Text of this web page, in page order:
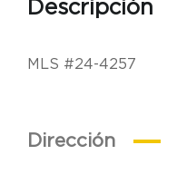
Descripción
MLS #24-4257
Dirección